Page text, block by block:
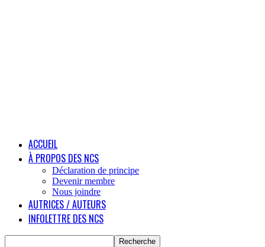
ACCUEIL
À PROPOS DES NCS
Déclaration de principe
Devenir membre
Nous joindre
AUTRICES / AUTEURS
INFOLETTRE DES NCS